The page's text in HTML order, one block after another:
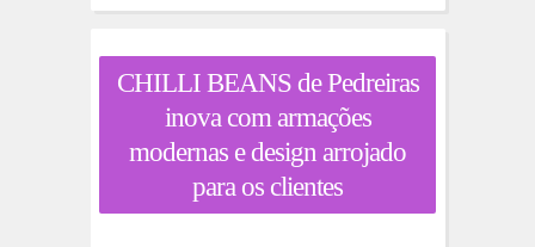
CHILLI BEANS de Pedreiras
inova com armações
modernas e design arrojado
para os clientes